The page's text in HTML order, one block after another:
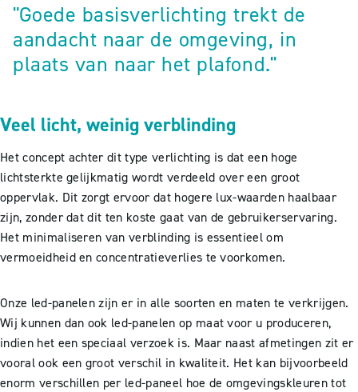
"Goede basisverlichting trekt de
aandacht naar de omgeving, in
plaats van naar het plafond."
Veel licht, weinig verblinding
Het concept achter dit type verlichting is dat een hoge
lichtsterkte gelijkmatig wordt verdeeld over een groot
oppervlak. Dit zorgt ervoor dat hogere lux-waarden haalbaar
zijn, zonder dat dit ten koste gaat van de gebruikerservaring.
Het minimaliseren van verblinding is essentieel om
vermoeidheid en concentratieverlies te voorkomen.
Onze led-panelen zijn er in alle soorten en maten te verkrijgen.
Wij kunnen dan ook led-panelen op maat voor u produceren,
indien het een speciaal verzoek is. Maar naast afmetingen zit er
vooral ook een groot verschil in kwaliteit. Het kan bijvoorbeeld
enorm verschillen per led-paneel hoe de omgevingskleuren tot